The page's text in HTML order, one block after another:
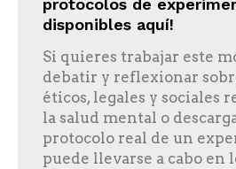
protocolos de
disponibles aquí!
Si quieres trabajar este
debatir y reflexionar
éticos, legales y sociales
la salud mental o
protocolo real de un
puede llevarse a cabo en